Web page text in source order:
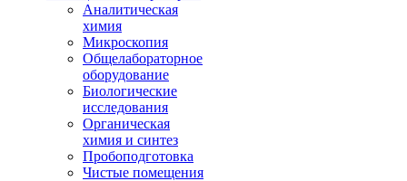
Аналитическая
химия
Микроскопия
Общелабораторное
оборудование
Биологические
исследования
Органическая
химия и синтез
Пробоподготовка
Чистые помещения